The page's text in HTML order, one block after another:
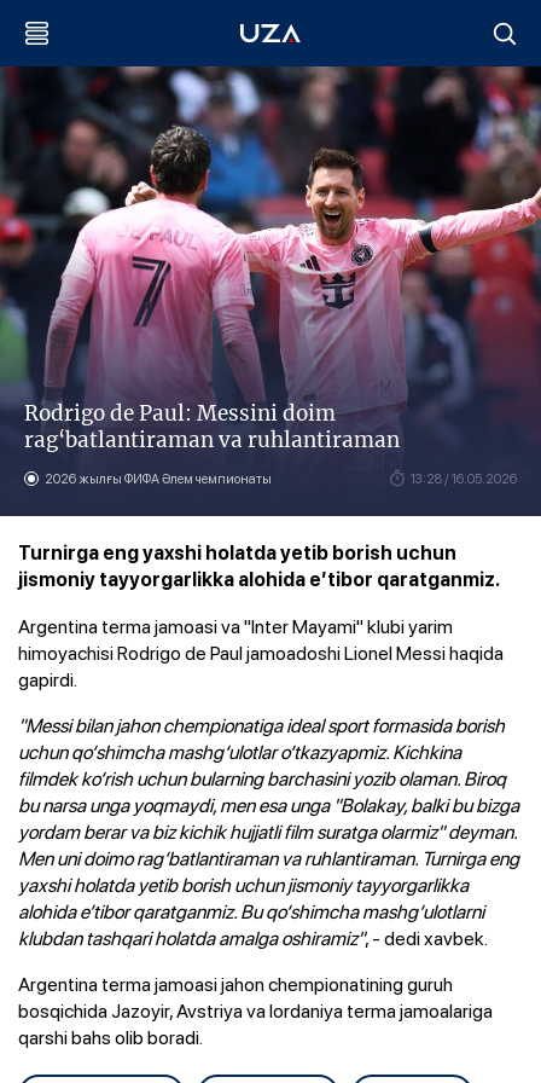
Rodrigo de Paul: Messini doim
rag‘batlantiraman va ruhlantiraman
2026 жылғы ФИФА Әлем чемпионаты 13:28 / 16.05.2026
Turnirga eng yaxshi holatda yetib borish uchun
jismoniy tayyorgarlikka alohida e’tibor qaratganmiz.
Argentina terma jamoasi va "Inter Mayami" klubi yarim
himoyachisi Rodrigo de Paul jamoadoshi Lionel Messi haqida
gapirdi.
"Messi bilan jahon chempionatiga ideal sport formasida borish
uchun qo‘shimcha mashg‘ulotlar o‘tkazyapmiz. Kichkina
filmdek ko‘rish uchun bularning barchasini yozib olaman. Biroq
bu narsa unga yoqmaydi, men esa unga "Bolakay, balki bu bizga
yordam berar va biz kichik hujjatli film suratga olarmiz" deyman.
Men uni doimo rag‘batlantiraman va ruhlantiraman. Turnirga eng
yaxshi holatda yetib borish uchun jismoniy tayyorgarlikka
alohida e’tibor qaratganmiz. Bu qo‘shimcha mashg‘ulotlarni
klubdan tashqari holatda amalga oshiramiz", - dedi xavbek.
Argentina terma jamoasi jahon chempionatining guruh
bosqichida Jazoyir, Avstriya va Iordaniya terma jamoalariga
qarshi bahs olib boradi.